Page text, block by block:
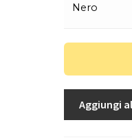
Nero
Aggiungi